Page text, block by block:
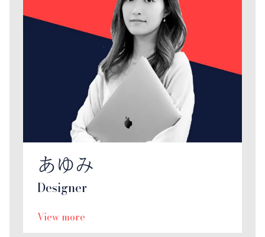
あゆみ
Designer
View more